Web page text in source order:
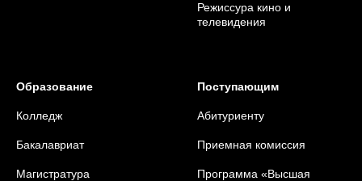
Режиссура кино и
телевидения
Образование
Колледж
Бакалавриат
Магистратура
Поступающим
Абитуриенту
Приемная комиссия
Программа «Высшая